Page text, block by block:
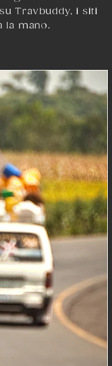
Travbuddy, i siti
la mano.